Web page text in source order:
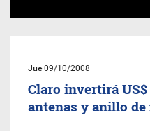
Jue09/10/2008
Claro invertirá
antenas y anillo